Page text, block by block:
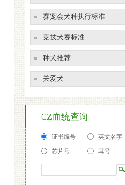
赛宠会犬种执行标准
竞技犬赛标准
种犬推荐
关爱犬
CZ血统查询
证书编号 英文名字
芯片号 耳号